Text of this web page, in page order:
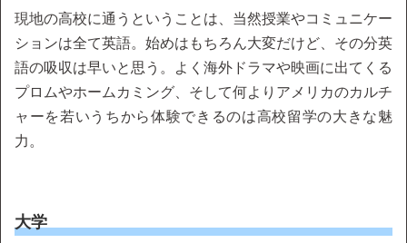
現地の高校に通うということは、当然授業やコミュニケー
ションは全て英語。始めはもちろん大変だけど、その分英
語の吸収は早いと思う。よく海外ドラマや映画に出てくる
プロムやホームカミング、そして何よりアメリカのカルチ
ャーを若いうちから体験できるのは高校留学の大きな魅
力。
大学